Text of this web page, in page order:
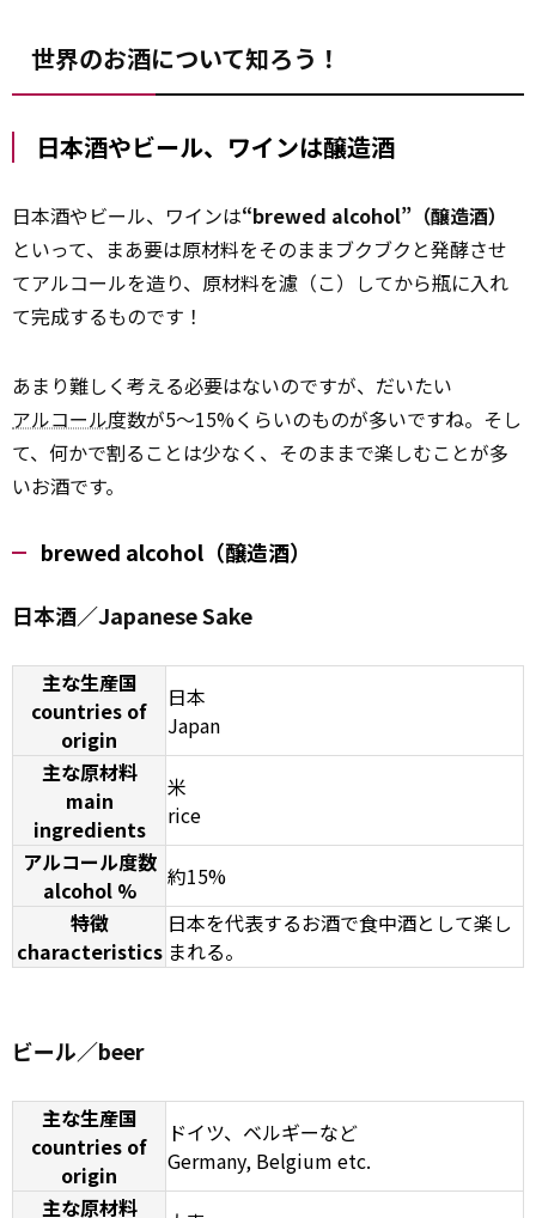
世界のお酒について知ろう！
日本酒やビール、ワインは醸造酒
日本酒やビール、ワインは“brewed alcohol”（醸造酒）
といって、まあ要は原材料をそのままブクブクと発酵させ
てアルコールを造り、原材料を濾（こ）してから瓶に入れ
て完成するものです！
あまり難しく考える必要はないのですが、だいたい
アルコール度数が5～15%くらいのものが多いですね。そし
て、何かで割ることは少なく、そのままで楽しむことが多
いお酒です。
brewed alcohol（醸造酒）
日本酒／Japanese Sake
主な生産国
countries of
origin
日本
Japan
主な原材料
main
ingredients
米
rice
アルコール度数
alcohol %
約15%
特徴
characteristics
日本を代表するお酒で食中酒として楽し
まれる。
ビール／beer
主な生産国
countries of
origin
ドイツ、ベルギーなど
Germany, Belgium etc.
主な原材料